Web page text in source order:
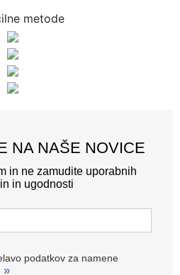
metode
NA NAŠE NOVICE
in ne zamudite uporabnih
in ugodnosti
podatkov za namene
»